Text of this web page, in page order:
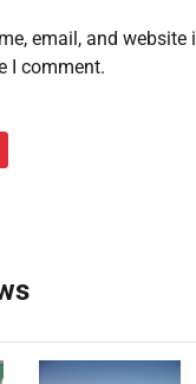
email, and website
I comment.